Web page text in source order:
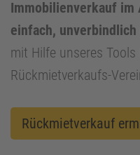
Immobilienverkauf im
einfach,
mit Hilfe unseres
Rückmietverkaufs-
Rückmietverkauf